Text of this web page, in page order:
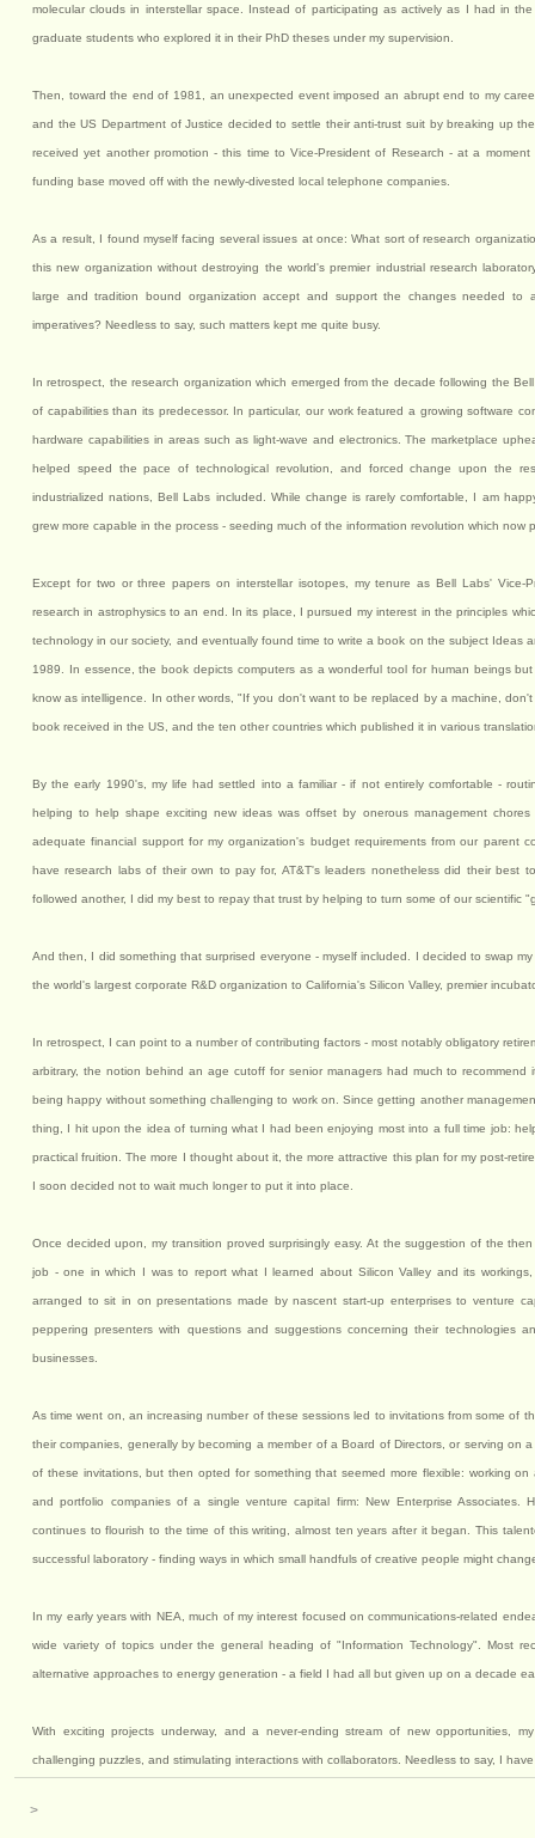
molecular clouds in interstellar space. Instead of participating as actively as I had in
graduate students who explored it in their PhD theses under my supervision.
Then, toward the end of 1981, an unexpected event imposed an abrupt end to my
and the US Department of Justice decided to settle their anti-trust suit by breaking up
received yet another promotion - this time to Vice-President of Research - at a
funding base moved off with the newly-divested local telephone companies.
As a result, I found myself facing several issues at once: What sort of research
this new organization without destroying the world's premier industrial research
large and tradition bound organization accept and support the changes needed to
imperatives? Needless to say, such matters kept me quite busy.
In retrospect, the research organization which emerged from the decade following the
of capabilities than its predecessor. In particular, our work featured a growing software
hardware capabilities in areas such as light-wave and electronics. The marketplace
helped speed the pace of technological revolution, and forced change upon the
industrialized nations, Bell Labs included. While change is rarely comfortable, I am
grew more capable in the process - seeding much of the information revolution which now
Except for two or three papers on interstellar isotopes, my tenure as Bell Labs' Vice-
research in astrophysics to an end. In its place, I pursued my interest in the principles
technology in our society, and eventually found time to write a book on the subject Ideas
1989. In essence, the book depicts computers as a wonderful tool for human beings
know as intelligence. In other words, "If you don't want to be replaced by a machine,
book received in the US, and the ten other countries which published it in various
By the early 1990's, my life had settled into a familiar - if not entirely comfortable -
helping to help shape exciting new ideas was offset by onerous management
adequate financial support for my organization's budget requirements from our parent
have research labs of their own to pay for, AT&T's leaders nonetheless did their best
followed another, I did my best to repay that trust by helping to turn some of our scientific
And then, I did something that surprised everyone - myself included. I decided to swap
the world's largest corporate R&D organization to California's Silicon Valley, premier
In retrospect, I can point to a number of contributing factors - most notably obligatory
arbitrary, the notion behind an age cutoff for senior managers had much to
being happy without something challenging to work on. Since getting another
thing, I hit upon the idea of turning what I had been enjoying most into a full time job:
practical fruition. The more I thought about it, the more attractive this plan for my post-
I soon decided not to wait much longer to put it into place.
Once decided upon, my transition proved surprisingly easy. At the suggestion of the
job - one in which I was to report what I learned about Silicon Valley and its
arranged to sit in on presentations made by nascent start-up enterprises to venture
peppering presenters with questions and suggestions concerning their technologies
businesses.
As time went on, an increasing number of these sessions led to invitations from some of
their companies, generally by becoming a member of a Board of Directors, or serving on
of these invitations, but then opted for something that seemed more flexible: working
and portfolio companies of a single venture capital firm: New Enterprise Associates.
continues to flourish to the time of this writing, almost ten years after it began. This
successful laboratory - finding ways in which small handfuls of creative people might
In my early years with NEA, much of my interest focused on communications-related
wide variety of topics under the general heading of "Information Technology". Most
alternative approaches to energy generation - a field I had all but given up on a decade
With exciting projects underway, and a never-ending stream of new opportunities,
challenging puzzles, and stimulating interactions with collaborators. Needless to say, I
>